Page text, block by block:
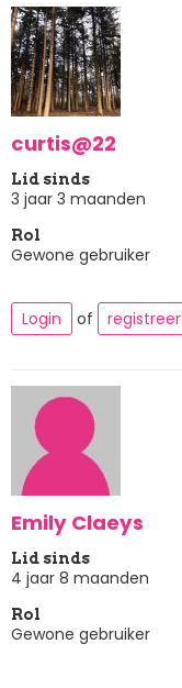
curtis@22
Lid sinds
3 jaar 3 maanden
Rol
Gewone gebruiker
Login of registreer
Emily Claeys
Lid sinds
4 jaar 8 maanden
Rol
Gewone gebruiker